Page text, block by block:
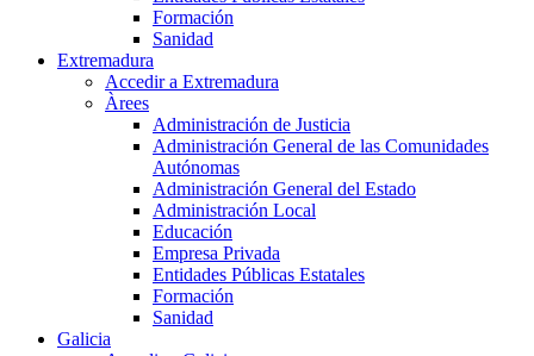
Formación
Sanidad
Extremadura
Accedir a Extremadura
Àrees
Administración de Justicia
Administración General de las Comunidades
Autónomas
Administración General del Estado
Administración Local
Educación
Empresa Privada
Entidades Públicas Estatales
Formación
Sanidad
Galicia